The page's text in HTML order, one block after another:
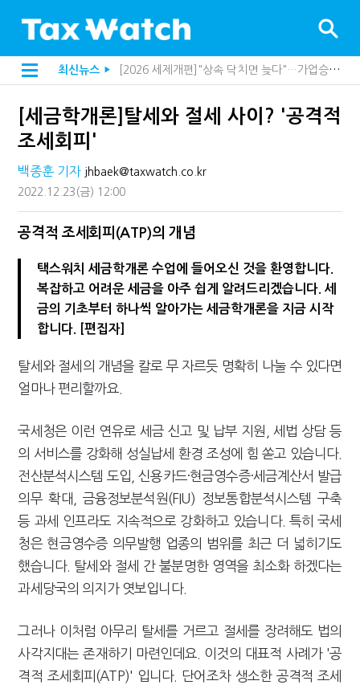
최신뉴스 ▶
[2026 세제개편]종부세는 집값, 가업상속은 기술…납세자가 꼭 볼 5가지
해외 안 갔는데 긁힌 신용카드…관세청이 몇분 만에 찾아낸 비결은?
전자담배 통관, 이제 제품이 아니라 공급망을 본다
내 지분만 봤다간 낭패…주식 양도세 추징 부른 '3가지 실수'
배달라이더 원천징수 세금 인하…환급 플랫폼 수익성 악화될까
상속·증여세 조사, 이제 코인거래소까지 샅샅이 본다
고액자산가 더 옥죈다…해외신탁 미신고 제보에 포상금
반도체·AI로봇 국내 생산땐 세금 깎아준다
강남이 좋다는 건 옛말…강서세무서장이 더 낫다?
[2026 세제개편]"상속 닥치면 늦다"…가업승계 성패, 시간에 달렸다
[세금학개론]탈세와 절세 사이? '공격적
조세회피'
백종훈 기자 jhbaek@taxwatch.co.kr
2022.12.23 (금) 12:00
공격적 조세회피(ATP)의 개념
택스워치 세금학개론 수업에 들어오신 것을 환영합니다.
복잡하고 어려운 세금을 아주 쉽게 알려드리겠습니다. 세
금의 기초부터 하나씩 알아가는 세금학개론을 지금 시작
합니다. [편집자]
탈세와 절세의 개념을 칼로 무 자르듯 명확히 나눌 수 있다면
얼마나 편리할까요.
국세청은 이런 연유로 세금 신고 및 납부 지원, 세법 상담 등
의 서비스를 강화해 성실납세 환경 조성에 힘 쏟고 있습니다.
전산분석시스템 도입, 신용카드·현금영수증·세금계산서 발급
의무 확대, 금융정보분석원(FIU) 정보통합분석시스템 구축
등 과세 인프라도 지속적으로 강화하고 있습니다. 특히 국세
청은 현금영수증 의무발행 업종의 범위를 최근 더 넓히기도
했습니다. 탈세와 절세 간 불분명한 영역을 최소화 하겠다는
과세당국의 의지가 엿보입니다.
그러나 이처럼 아무리 탈세를 거르고 절세를 장려해도 법의
사각지대는 존재하기 마련인데요. 이것의 대표적 사례가 '공
격적 조세회피(ATP)' 입니다. 단어조차 생소한 공격적 조세